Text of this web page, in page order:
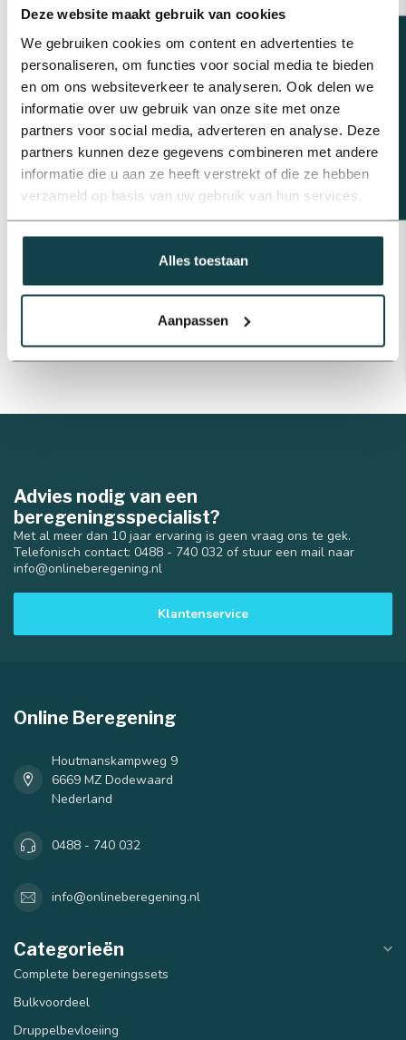
Deze website maakt gebruik van cookies
We gebruiken cookies om content en advertenties te
personaliseren, om functies voor social media te bieden
en om ons websiteverkeer te analyseren. Ook delen we
informatie over uw gebruik van onze site met onze
partners voor social media, adverteren en analyse. Deze
partners kunnen deze gegevens combineren met andere
informatie die u aan ze heeft verstrekt of die ze hebben
verzameld op basis van uw gebruik van hun services.
Alles toestaan
Aanpassen
pop-upsproeiers
in je tuin plaatsen, maar heb je geen
idee welke materialen je bij de aanleg nodig hebt? Ontdek onze
zorgvuldig samengestelde complete pop-upsproeiersets van het
merkRainbird, ideaal voor wie een efficiënte en professionele
installatie van pop-up sproeiers in de tuin wenst.
Of je nu een ervaren tuinier bent of nieuw in het vak, onze sets
bieden alle benodigde materialen voor een volledige installatie.
Kies uit een assortiment van 2 t/m 12 pop-up sproeiers,
beschikbaar met of zonder tyleenslang. Met onze sets ben je
installatie, waardoor je tuin altijd optimaal wordt bewaterd.
40 mm
Advies nodig van een
beregeningsspecialist?
Met al meer dan 10 jaar ervaring is geen vraag ons te gek.
Telefonisch contact: 0488 - 740 032 of stuur een mail naar
info@onlineberegening.nl
Klantenservice
Online Beregening
Houtmanskampweg 9
6669 MZ Dodewaard
Nederland
0488 - 740 032
info@onlineberegening.nl
Categorieën
Complete beregeningssets
Bulkvoordeel
Druppelbevloeiing
Beregeningsplan?